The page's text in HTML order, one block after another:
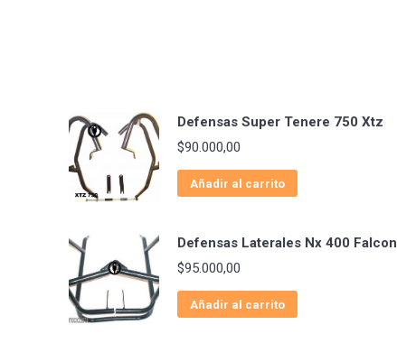
Defensas Super Tenere 750 Xtz
$90.000,00
Añadir al carrito
Defensas Laterales Nx 400 Falcon
$95.000,00
Añadir al carrito